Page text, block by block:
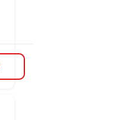
košíku